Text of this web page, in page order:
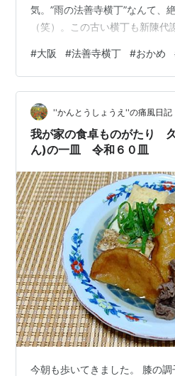
気。”雨の法善寺横丁”なんて、
（笑）。この古い横丁も新陳代
亭」は既に店が変わってしまっ
のはおでんの「おかめ」。創
う。暖簾をくぐると高齢の女将
でやっていらっしゃる。カウン
居なかったがほとんど予約の箸
だけ空いていたので座らせても
#大阪 #法善寺横丁 #おかめ
''かんとうしょうえ''の痛風日記
我が家の食卓ものがたり
ん)の一皿 令和６０皿
今朝も歩いてきました。 膝の